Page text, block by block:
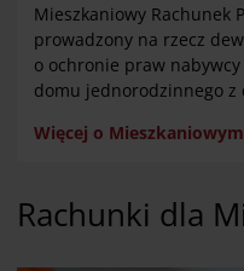
Mieszkaniowy Rachunek
prowadzony na rzecz
o ochronie praw
domu jednorodzinnego z
Więcej o
Rachunki dla